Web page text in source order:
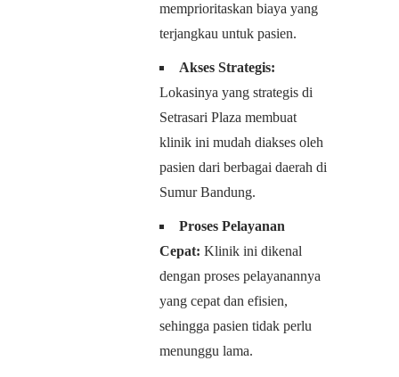
memprioritaskan biaya yang
terjangkau untuk pasien.
Akses Strategis:
Lokasinya yang strategis di
Setrasari Plaza membuat
klinik ini mudah diakses oleh
pasien dari berbagai daerah di
Sumur Bandung.
Proses Pelayanan
Cepat: Klinik ini dikenal
dengan proses pelayanannya
yang cepat dan efisien,
sehingga pasien tidak perlu
menunggu lama.